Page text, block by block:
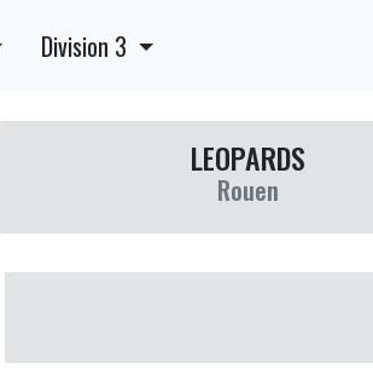
Division 3
LEOPARDS
Rouen